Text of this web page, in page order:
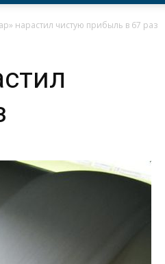
нарастил чистую прибыль в 67 раз